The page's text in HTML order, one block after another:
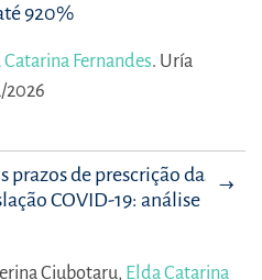
920%
Catarina Fernandes. Uría
2026
prazos de prescrição das
COVID-19: análise
Ciubotaru, Elda Catarina